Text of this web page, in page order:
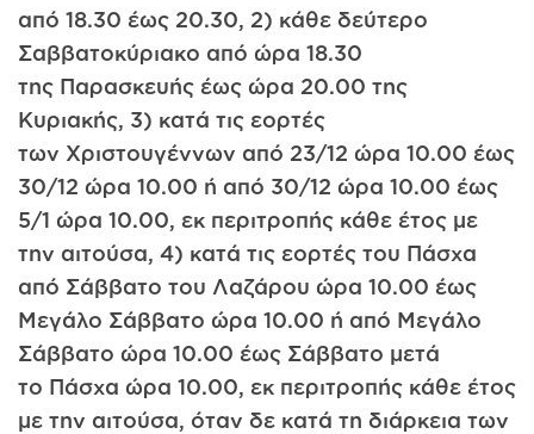
από 18.30 έως 20.30, 2) κάθε δεύτερο
Σαββατοκύριακο από ώρα 18.30
της Παρασκευής έως ώρα 20.00 της
Κυριακής, 3) κατά τις εορτές
των Χριστουγέννων από 23/12 ώρα 10.00 έως
30/12 ώρα 10.00 ή από 30/12 ώρα 10.00 έως
5/1 ώρα 10.00, εκ περιτροπής κάθε έτος με
την αιτούσα, 4) κατά τις εορτές του Πάσχα
από Σάββατο του Λαζάρου ώρα 10.00 έως
Μεγάλο Σάββατο ώρα 10.00 ή από Μεγάλο
Σάββατο ώρα 10.00 έως Σάββατο μετά
το Πάσχα ώρα 10.00, εκ περιτροπής κάθε έτος
με την αιτούσα, όταν δε κατά τη διάρκεια των